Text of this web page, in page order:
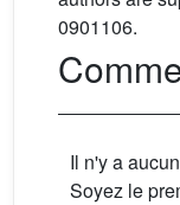
0901106.
Il n'y a
Soyez le